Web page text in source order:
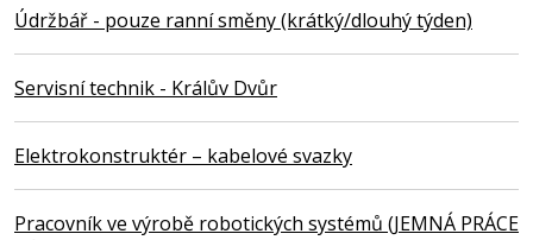
Údržbář - pouze ranní směny (krátký/dlouhý týden)
Servisní technik - Králův Dvůr
Elektrokonstruktér – kabelové svazky
Pracovník ve výrobě robotických systémů (JEMNÁ PRÁCE